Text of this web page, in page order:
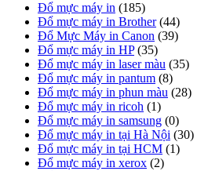
Đổ mực máy in (185)
Đổ mực máy in Brother (44)
Đổ Mực Máy in Canon (39)
Đổ mực máy in HP (35)
Đổ mực máy in laser màu (35)
Đổ mực máy in pantum (8)
Đổ mực máy in phun màu (28)
Đổ mực máy in ricoh (1)
Đổ mực máy in samsung (0)
Đổ mực máy in tại Hà Nội (30)
Đổ mực máy in tại HCM (1)
Đổ mực máy in xerox (2)